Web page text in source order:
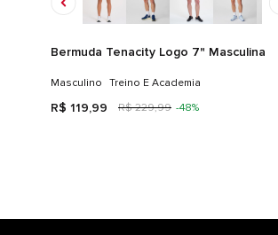
Bermuda Tenacity Logo 7" Masculina
Masculino Treino E Academia
R$ 119,99 R$ 229,99 -48%